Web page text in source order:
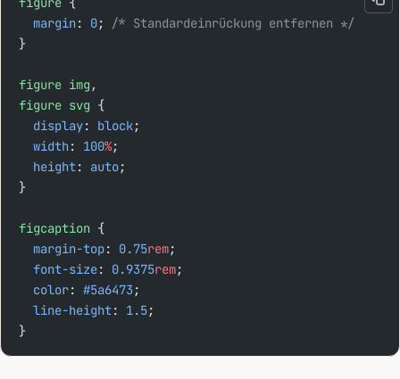
  margin
: 0; /* Standardeinrückung entfernen */
}
figure img ,
figure svg {
  display
: block;
  width
: 100%;
  height
: auto;
}
figcaption {
  margin-top
: 0.75rem;
  font-size
: 0.9375rem;
  color
: #5a6473;
  line-height
: 1.5;
}